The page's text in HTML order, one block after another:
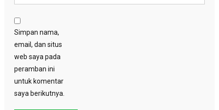
Simpan nama,
email, dan situs
web saya pada
peramban ini
untuk komentar
saya berikutnya.